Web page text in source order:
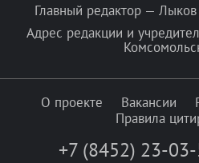
Главный редактор —
Адрес редакции и
О проекте Вакансии
Правила
+7 (8452) 23-